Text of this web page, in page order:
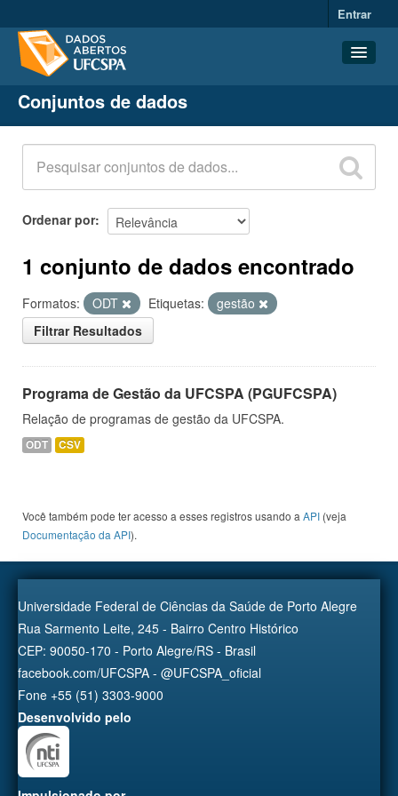
Entrar
Conjuntos de dados
Organizações
Grupos
Sobre
Conjuntos de dados
Ordenar por
1 conjunto de dados encontrado
Formatos: ODT Etiquetas:
gestão
Filtrar Resultados
Programa de Gestão da UFCSPA (PGUFCSPA)
Relação de programas de gestão da UFCSPA.
ODT CSV
Você também pode ter acesso a esses registros usando a API (veja
Documentação da API).
Universidade Federal de Ciências da Saúde de Porto Alegre
Rua Sarmento Leite, 245 - Bairro Centro Histórico
CEP: 90050-170 - Porto Alegre/RS - Brasil
facebook.com/UFCSPA - @UFCSPA_oficial
Fone +55 (51) 3303-9000
Desenvolvido pelo